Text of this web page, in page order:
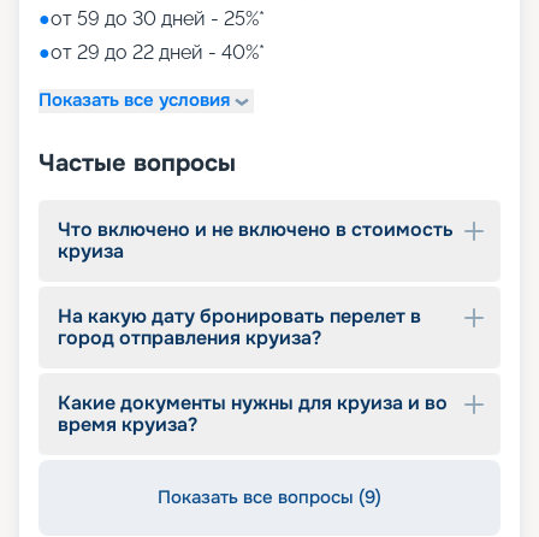
●от 59 до 30 дней - 25%*
●от 29 до 22 дней - 40%*
Показать все условия
Частые вопросы
Что включено и не включено в стоимость
круиза
На какую дату бронировать перелет в
город отправления круиза?
Какие документы нужны для круиза и во
время круиза?
Показать все вопросы (9)